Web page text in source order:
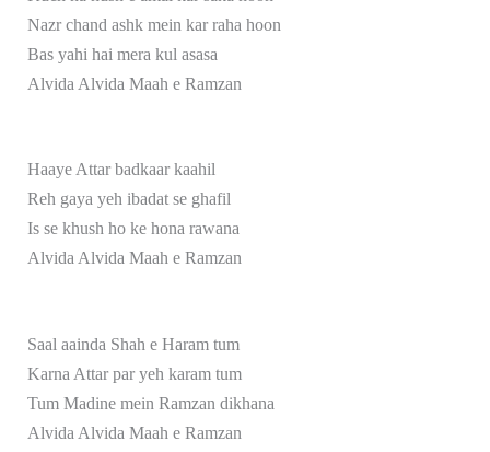
Nazr chand ashk mein kar raha hoon
Bas yahi hai mera kul asasa
Alvida Alvida Maah e Ramzan
Haaye Attar badkaar kaahil
Reh gaya yeh ibadat se ghafil
Is se khush ho ke hona rawana
Alvida Alvida Maah e Ramzan
Saal aainda Shah e Haram tum
Karna Attar par yeh karam tum
Tum Madine mein Ramzan dikhana
Alvida Alvida Maah e Ramzan